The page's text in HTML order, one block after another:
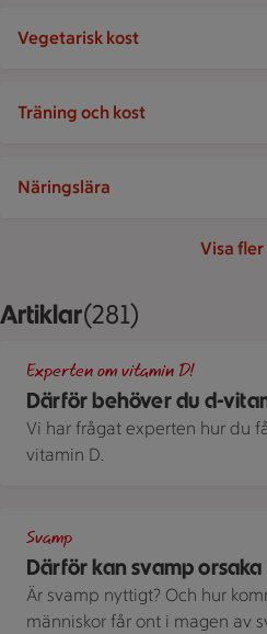
Vegetarisk kost
Träning och kost
Näringslära
Visa fler
ArtiklarVisar 281 stycken
(281)
Därför behöver du d-
Experten om vitamin D!
Vi har frågat experten hur du
vitamin D.
Därför kan svamp
Svamp
Är svamp nyttigt? Och hur
människor får ont i magen av